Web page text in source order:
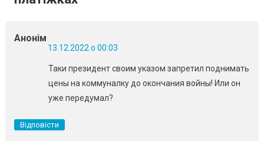
Анонім
13.12.2022 о 00:03
Таки президент своим указом запретил поднимать
цены на коммуналку до окончания войны! Или он
уже передумал?
Відповісти